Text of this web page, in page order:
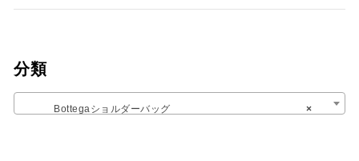
分類
×
Bottegaショルダーバッグ